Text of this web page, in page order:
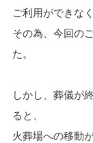
ご利用ができな
その為、今回の
た。
しかし、葬儀が
ると、
火葬場への移動